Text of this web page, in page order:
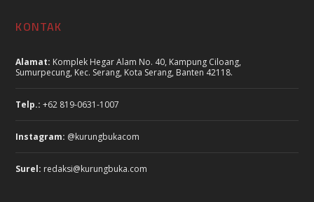
KONTAK
Alamat: Komplek Hegar Alam No. 40, Kampung Ciloang,
Sumurpecung, Kec. Serang, Kota Serang, Banten 42118.
Telp.: +62 819-0631-1007
Instagram: @kurungbukacom
Surel: redaksi@kurungbuka.com